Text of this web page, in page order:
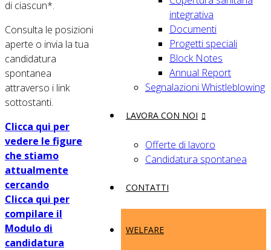
integrativa
Documenti
Progetti speciali
Block Notes
Annual Report
Segnalazioni Whistleblowing
LAVORA CON NOI
Offerte di lavoro
Candidatura spontanea
CONTATTI
WELFARE
di ciascun*.
Consulta le posizioni
aperte o invia la tua
candidatura
spontanea
attraverso i link
sottostanti.
Clicca qui per
vedere le figure
che stiamo
attualmente
cercando
Clicca qui per
compilare il
Modulo di
candidatura